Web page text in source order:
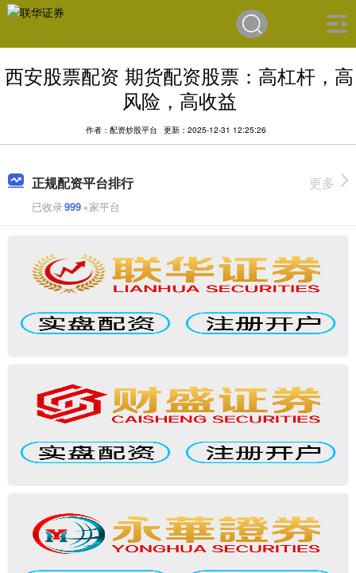
西安股票配资 期货配资股票：高杠杆，高
风险，高收益
作者：配资炒股平台 更新：2025-12-31 12:25:26
正规配资平台排行
已收录999+家平台
更多